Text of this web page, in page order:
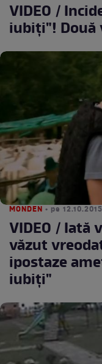
VIDEO /
iubiţi"! Două
MONDEN • pe
VIDEO / Iată
văzut
ipostaze
iubiţi"